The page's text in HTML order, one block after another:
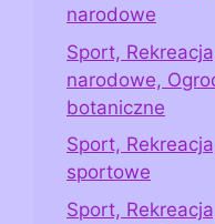
narodowe
Sport,
narodowe,
botaniczne
Sport,
sportowe
Sport,